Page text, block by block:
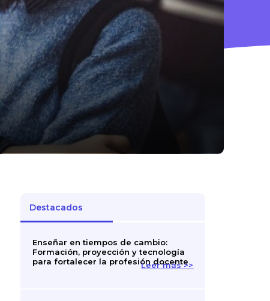
Destacados
Enseñar en tiempos de cambio:
Formación, proyección y tecnología
para fortalecer la profesión docente
Leer más >>